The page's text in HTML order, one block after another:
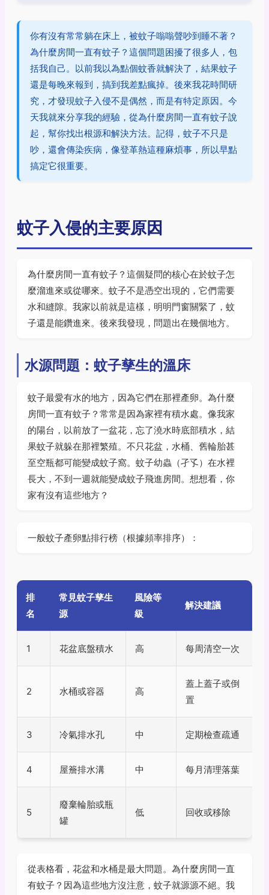
你有沒有常常躺在床上，被蚊子嗡嗡聲吵到睡不著？
為什麼房間一直有蚊子？這個問題困擾了很多人，包
括我自己。以前我以為點個蚊香就解決了，結果蚊子
還是每晚來報到，搞到我差點瘋掉。後來我花時間研
究，才發現蚊子入侵不是偶然，而是有特定原因。今
天我就來分享我的經驗，從為什麼房間一直有蚊子說
起，幫你找出根源和解決方法。記得，蚊子不只是
吵，還會傳染疾病，像登革熱這種麻煩事，所以早點
搞定它很重要。
蚊子入侵的主要原因
為什麼房間一直有蚊子？這個疑問的核心在於蚊子怎
麼溜進來或從哪來。蚊子不是憑空出現的，它們需要
水和縫隙。我家以前就是這樣，明明門窗關緊了，蚊
子還是能鑽進來。後來我發現，問題出在幾個地方。
水源問題：蚊子孳生的溫床
蚊子最愛有水的地方，因為它們在那裡產卵。為什麼
房間一直有蚊子？常常是因為家裡有積水處。像我家
的陽台，以前放了一盆花，忘了澆水時底部積水，結
果蚊子就躲在那裡繁殖。不只花盆，水桶、舊輪胎甚
至空瓶都可能變成蚊子窩。蚊子幼蟲（孑孓）在水裡
長大，不到一週就能變成蚊子飛進房間。想想看，你
家有沒有這些地方？
一般蚊子產卵點排行榜（根據頻率排序）：
排
名
常見蚊子孳生
源
風險等
級
解決建議
1 花盆底盤積水 高 每周清空一次
2 水桶或容器 高
蓋上蓋子或倒
置
3 冷氣排水孔 中 定期檢查疏通
4 屋簷排水溝 中 每月清理落葉
5
廢棄輪胎或瓶
罐
低 回收或移除
從表格看，花盆和水桶是最大問題。為什麼房間一直
有蚊子？因為這些地方沒注意，蚊子就源源不絕。我